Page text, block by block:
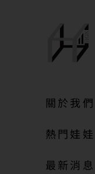
關於我們
熱門娃娃
最新消息